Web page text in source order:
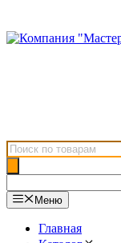
к
содержимому
Поиск
товаров
Меню
Главная